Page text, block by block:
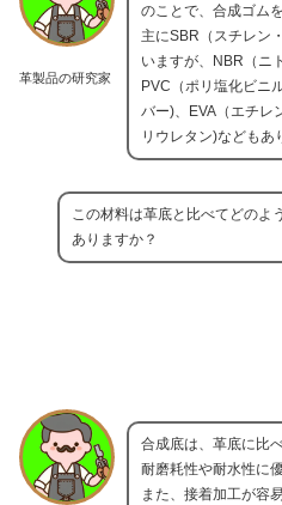
革製品の研究家
のことで、合成ゴム
主にSBR（スチレン
いますが、NBR（ニ
PVC（ポリ塩化ビニ
バー)、EVA（エチレ
リウレタン)などもあ
この材料は革底と比べてどのよ
ありますか？
合成底は、革底に比
耐磨耗性や耐水性に
また、接着加工が容